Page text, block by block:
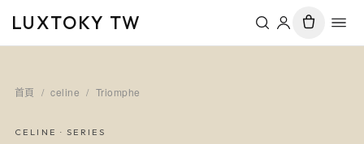
LUXTOKY TW
首頁 / celine / Triomphe
CELINE · SERIES